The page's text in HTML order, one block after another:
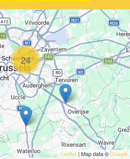
24
Leaflet | Map data ©Google